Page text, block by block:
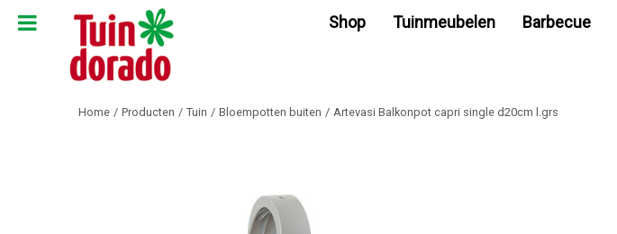
naar
Home Producten Tuin Bloempotten buiten Artevasi Balkonpot capri single d20cm l.grs
Shop Tuinmeubelen Barbecue